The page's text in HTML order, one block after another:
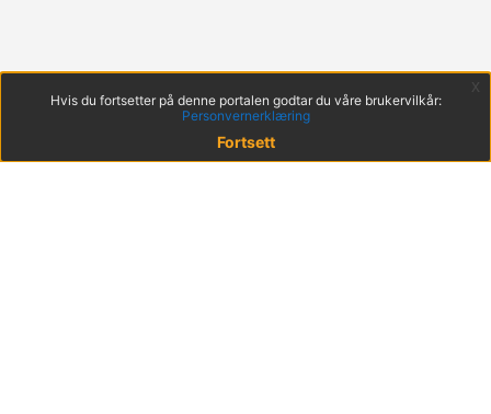
Hvis du fortsetter på denne portalen godtar du våre brukervilkår:
Personvernerklæring
Fortsett
x